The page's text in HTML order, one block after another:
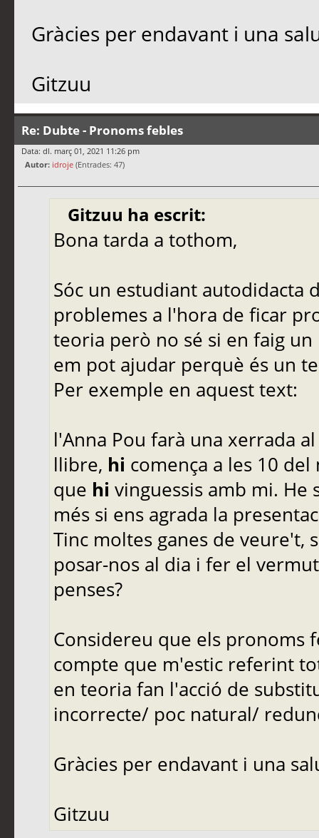
Gràcies per endavant i una
Gitzuu
Re: Dubte - Pronoms febles
Data: dl. març 01, 2021 11:26 pm
Autor: idroje (Entrades: 47)
Gitzuu ha escrit:
Bona tarda a tothom,
Sóc un estudiant autodidacta
problemes a l'hora de ficar
teoria però no sé si en faig
em pot ajudar perquè és un
Per exemple en aquest text:
l'Anna Pou farà una xerrada
llibre, hi comença a les 10
que hi vinguessis amb mi. He
més si ens agrada la
Tinc moltes ganes de veure't,
posar-nos al dia i fer el
penses?
Considereu que els pronoms
compte que m'estic referint
en teoria fan l'acció de
incorrecte/ poc natural/
Gràcies per endavant i una
Gitzuu